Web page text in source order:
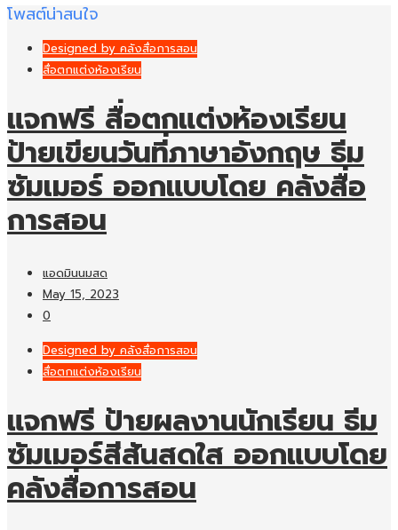
โพสต์น่าสนใจ
Designed by คลังสื่อการสอน
สื่อตกแต่งห้องเรียน
แจกฟรี สื่อตกแต่งห้องเรียน
ป้ายเขียนวันที่ภาษาอังกฤษ ธีม
ซัมเมอร์ ออกแบบโดย คลังสื่อ
การสอน
แอดมินนมสด
May 15, 2023
0
Designed by คลังสื่อการสอน
สื่อตกแต่งห้องเรียน
แจกฟรี ป้ายผลงานนักเรียน ธีม
ซัมเมอร์สีสันสดใส ออกแบบโดย
คลังสื่อการสอน